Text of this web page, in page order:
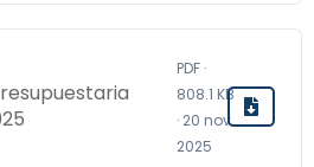
PDF ·
808.1 KB
· 20 nov
2025